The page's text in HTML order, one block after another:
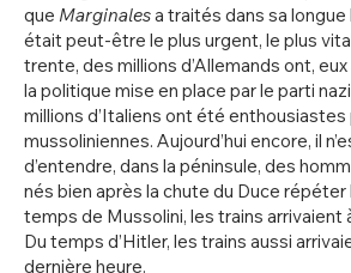
que Marginalesa traités dans sa
était peut-être le plus urgent, le plus
trente, des millions d’Allemands ont,
la politique mise en place par le parti
millions d’Italiens ont été
mussoliniennes. Aujourd’hui encore, il
d’entendre, dans la péninsule, des
nés bien après la chute du Duce répéter
temps de Mussolini, les trains arrivaient à
Du temps d’Hitler, les trains aussi
dernière heure.